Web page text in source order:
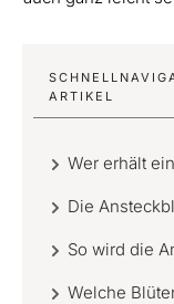
ARTIKEL
Wer erhält
Die
So wird die
Welche